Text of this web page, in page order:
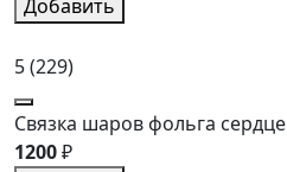
Добавить
5(229)
Связка шаров фольга сердце
1200₽